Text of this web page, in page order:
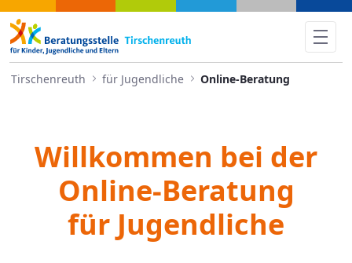
Online-Beratung -
Tirschenreuth für Jugendliche Online-Beratung
Willkommen bei der
Online-Beratung
für Jugendliche